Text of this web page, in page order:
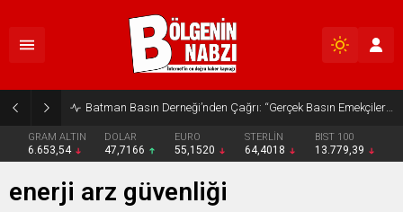
Batman Basın Derneği’nden Çağrı: “Gerçek Basın Emekçileri Desteklenmeli”
GRAM ALTIN
6.653,54
DOLAR
47,7166
EURO
55,1520
STERLİN
64,4018
BIST 100
13.779,39
enerji arz güvenliği